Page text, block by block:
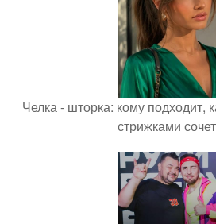
Челка - шторка: кому подходит,
стрижками